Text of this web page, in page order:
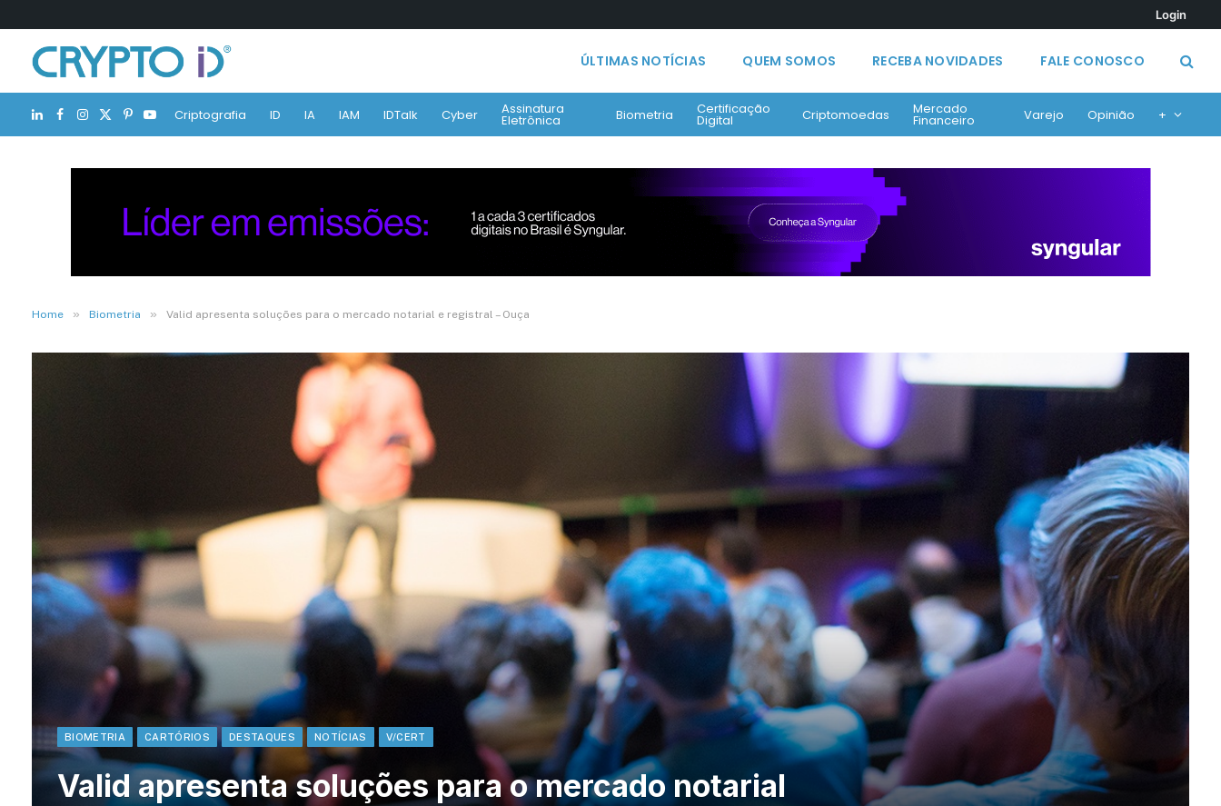
Login
ÚLTIMAS NOTÍCIAS QUEM SOMOS RECEBA NOVIDADES FALE CONOSCO
LinkedIn
Facebook
Instagram
X
(Twitter)
Pinterest
YouTubeCriptografia ID IA IAM IDTalk Cyber Assinatura
Eletrônica Biometria Certificação
Digital Criptomoedas Mercado
Financeiro Varejo Opinião +
Home » Biometria » Valid apresenta soluções para o mercado notarial e registral – Ouça
BIOMETRIA CARTÓRIOS DESTAQUES NOTÍCIAS V/CERT
Valid apresenta soluções para o mercado notarial